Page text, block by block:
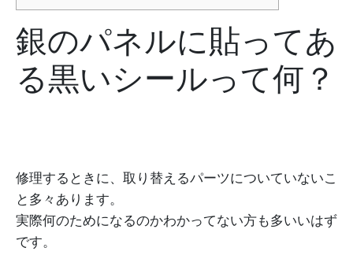
銀のパネルに貼ってあ
る黒いシールって何？
修理するときに、取り替えるパーツについていないこ
と多々あります。
実際何のためになるのかわかってない方も多いいはず
です。